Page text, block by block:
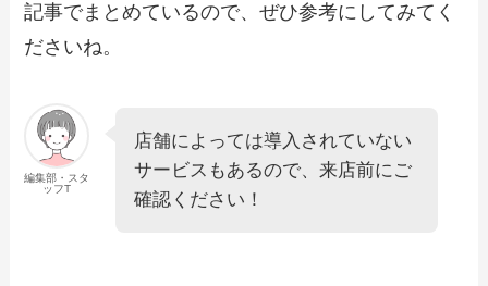
記事でまとめているので、ぜひ参考にしてみてく
ださいね。
編集部・スタ
ッフT
店舗によっては導入されていない
サービスもあるので、来店前にご
確認ください！